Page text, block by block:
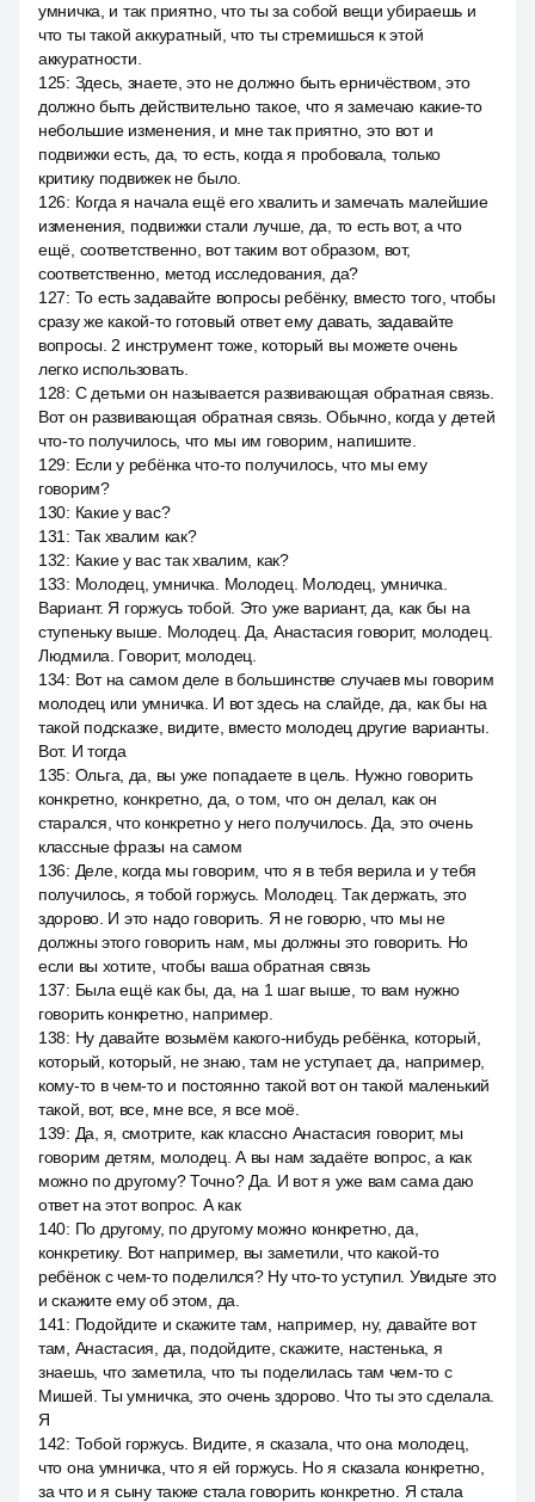
умничка, и так приятно, что ты за собой вещи убираешь и
что ты такой аккуратный, что ты стремишься к этой
аккуратности.
125: Здесь, знаете, это не должно быть ерничёством, это
должно быть действительно такое, что я замечаю какие-то
небольшие изменения, и мне так приятно, это вот и
подвижки есть, да, то есть, когда я пробовала, только
критику подвижек не было.
126: Когда я начала ещё его хвалить и замечать малейшие
изменения, подвижки стали лучше, да, то есть вот, а что
ещё, соответственно, вот таким вот образом, вот,
соответственно, метод исследования, да?
127: То есть задавайте вопросы ребёнку, вместо того, чтобы
сразу же какой-то готовый ответ ему давать, задавайте
вопросы. 2 инструмент тоже, который вы можете очень
легко использовать.
128: С детьми он называется развивающая обратная связь.
Вот он развивающая обратная связь. Обычно, когда у детей
что-то получилось, что мы им говорим, напишите.
129: Если у ребёнка что-то получилось, что мы ему
говорим?
130: Какие у вас?
131 : Так хвалим как?
132: Какие у вас так хвалим, как?
133: Молодец, умничка. Молодец. Молодец, умничка.
Вариант. Я горжусь тобой. Это уже вариант, да, как бы на
ступеньку выше. Молодец. Да, Анастасия говорит, молодец.
Людмила. Говорит, молодец.
134: Вот на самом деле в большинстве случаев мы говорим
молодец или умничка. И вот здесь на слайде, да, как бы на
такой подсказке, видите, вместо молодец другие варианты.
Вот. И тогда
135: Ольга, да, вы уже попадаете в цель. Нужно говорить
конкретно, конкретно, да, о том, что он делал, как он
старался, что конкретно у него получилось. Да, это очень
классные фразы на самом
136: Деле, когда мы говорим, что я в тебя верила и у тебя
получилось, я тобой горжусь. Молодец. Так держать, это
здорово. И это надо говорить. Я не говорю, что мы не
должны этого говорить нам, мы должны это говорить. Но
если вы хотите, чтобы ваша обратная связь
137: Была ещё как бы, да, на 1 шаг выше, то вам нужно
говорить конкретно, например.
138: Ну давайте возьмём какого-нибудь ребёнка, который,
который, который, не знаю, там не уступает, да, например,
кому-то в чем-то и постоянно такой вот он такой маленький
такой, вот, все, мне все, я все моё.
139: Да, я, смотрите, как классно Анастасия говорит, мы
говорим детям, молодец. А вы нам задаёте вопрос, а как
можно по другому? Точно? Да. И вот я уже вам сама даю
ответ на этот вопрос. А как
140: По другому, по другому можно конкретно, да,
конкретику. Вот например, вы заметили, что какой-то
ребёнок с чем-то поделился? Ну что-то уступил. Увидьте это
и скажите ему об этом, да.
141 : Подойдите и скажите там, например, ну, давайте вот
там, Анастасия, да, подойдите, скажите, настенька, я
знаешь, что заметила, что ты поделилась там чем-то с
Мишей. Ты умничка, это очень здорово. Что ты это сделала.
Я
142: Тобой горжусь. Видите, я сказала, что она молодец,
что она умничка, что я ей горжусь. Но я сказала конкретно,
за что и я сыну также стала говорить конкретно. Я стала